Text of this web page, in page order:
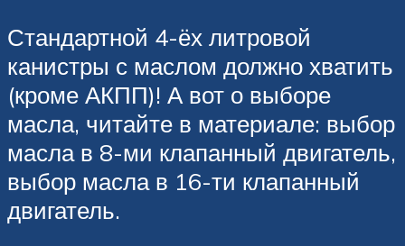
Стандартной 4-ёх литровой
канистры с маслом должно хватить
(кроме АКПП)! А вот о выборе
масла, читайте в материале: выбор
масла в 8-ми клапанный двигатель,
выбор масла в 16-ти клапанный
двигатель.